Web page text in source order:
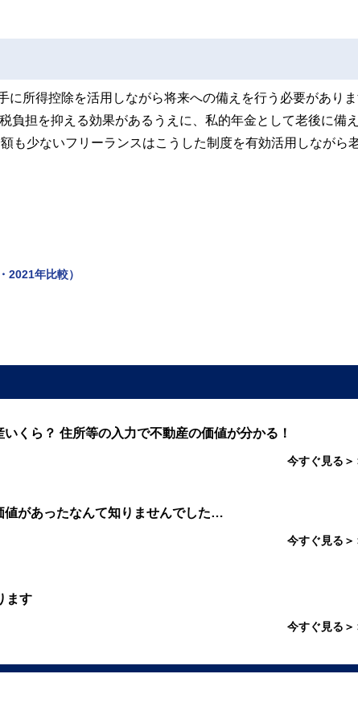
所得控除を活用しながら将来への備えを行う必要がありま
負担を抑える効果があるうえに、私的年金として老後に備
も少ないフリーランスはこうした制度を有効活用しながら
2021年比較）
くら？ 住所等の入力で不動産の価値が分かる！
今すぐ見る＞
値があったなんて知りませんでした…
今すぐ見る＞
ます
今すぐ見る＞